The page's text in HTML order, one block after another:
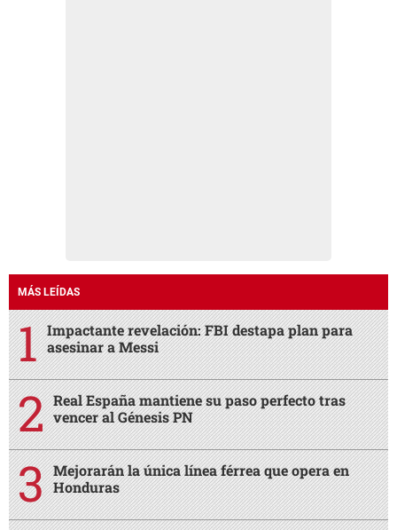
MÁS LEÍDAS
Impactante revelación: FBI destapa plan para
asesinar a Messi
Real España mantiene su paso perfecto tras
vencer al Génesis PN
Mejorarán la única línea férrea que opera en
Honduras